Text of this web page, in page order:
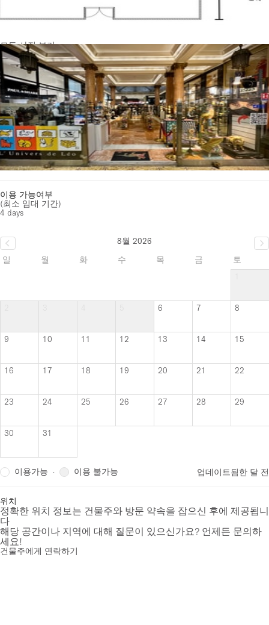
모든 사진 보기
이용 가능여부
(최소 임대 기간)
4 days
8월 2026
일
월 화 수 목 금
토
6 7 8
9 10 11 12 13 14 15
16 17 18 19 20 21 22
23 24 25 26 27 28 29
30 31
이용가능 · 이용 불가능 업데이트됨한 달 전
위치
정확한 위치 정보는 건물주와 방문 약속을 잡으신 후에 제공됩니
다
해당 공간이나 지역에 대해 질문이 있으신가요? 언제든 문의하
세요!
건물주에게 연락하기